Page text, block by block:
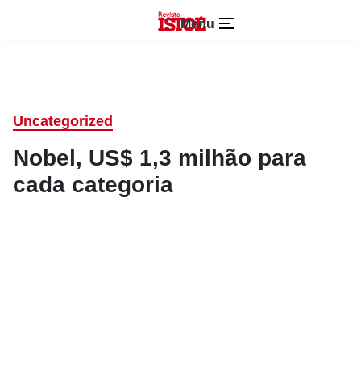
Menu
Uncategorized
Nobel, US$ 1,3 milhão para
cada categoria